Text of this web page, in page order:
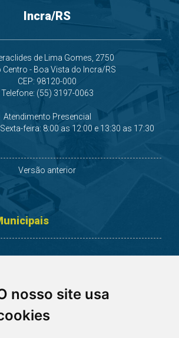
nosso site usa
Incra/RS
de Lima Gomes, 2750
Centro - Boa Vista do Incra/RS
CEP: 98120-000
Telefone: (55) 3197-0063
Atendimento Presencial
feira: 8:00 as 12:00 e 13:30 as 17:30
Versão anterior
Planejamento
e Habitação